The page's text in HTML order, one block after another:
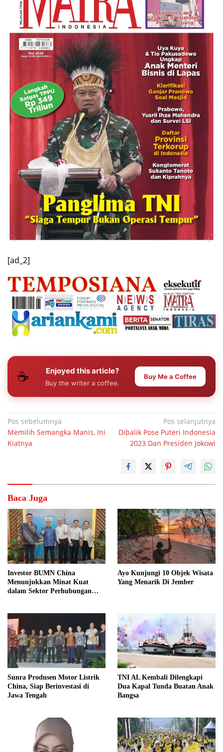
[ad_2]
☕ Enjoyed this article?
Buy the writer a coffee.
Buy Me a Coffee
Navigasi
pos
Pos sebelumnya
Memilih Semangka Manis, Ini
Kiatnya
Pos selanjutnya
Dibalik Pose Puteri Indonesia
2023 Dan Presiden Jokowi
Baca Juga
Investor BUMN China
Menunjukkan Minat Kuat
dalam Sektor Perhubungan
Ayo Kunjungi 10 Objek Wisata
Yang Menarik Di Jember
Sunra Produsen Motor Listrik
China, Siap Berinvestasi di
Jawa Tengah
TNI AL Kembali Dilengkapi
Dua Kapal Tunda Buatan Anak
Bangsa